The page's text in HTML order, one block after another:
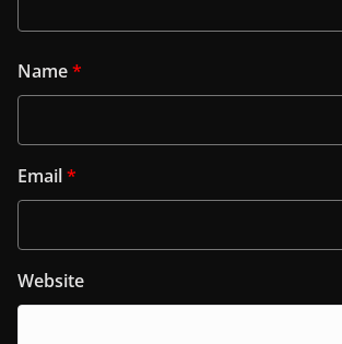
Name*
Email*
Website